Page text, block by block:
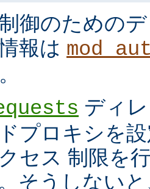
御のための
報は
ディ
プロキシを
セス 制限を
そうしない